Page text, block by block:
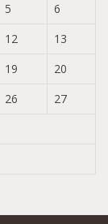
5
6
12
13
19
20
26
27